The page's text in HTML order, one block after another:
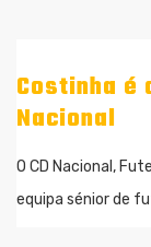
Costinha é
Nacional
O CD Nacional,
equipa sénior de